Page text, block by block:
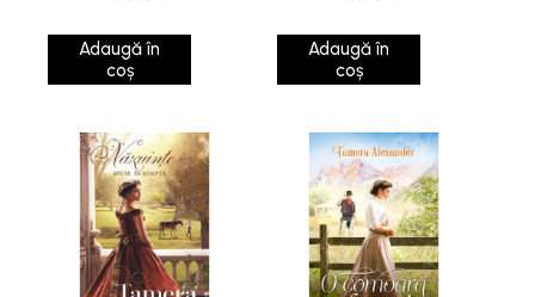
Adaugă în
coș
Adaugă în
coș